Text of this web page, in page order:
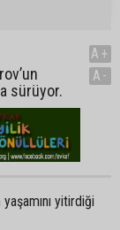
sürüyor.
A+
A-
yitirdiği